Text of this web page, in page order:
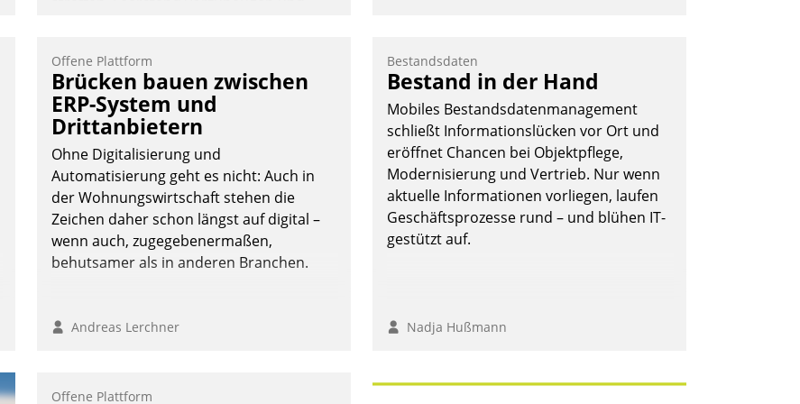
seit Jahresbeginn eine Überblick, Einsicht
und Eingriff bietende Lösung. Zur
Entwicklung setzte man auf
Cloudtechnologie, bewährte und Startup-
Partner sowie erstmals agile
Projektmethoden.
Nadja Hußmann
Offene Plattform
Brücken bauen zwischen
ERP-System und
Drittanbietern
Ohne Digitalisierung und
Automatisierung geht es nicht: Auch in
der Wohnungswirtschaft stehen die
Zeichen daher schon längst auf digital –
wenn auch, zugegebenermaßen,
behutsamer als in anderen Branchen.
Andreas Lerchner
Bestandsdaten
Bestand in der Hand
Mobiles Bestandsdatenmanagement
schließt Informationslücken vor Ort und
eröffnet Chancen bei Objektpflege,
Modernisierung und Vertrieb. Nur wenn
aktuelle Informationen vorliegen, laufen
Geschäftsprozesse rund – und blühen IT-
gestützt auf.
Nadja Hußmann
Offene Plattform